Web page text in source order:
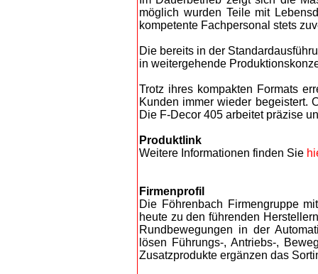
möglich wurden Teile mit
kompetente Fachpersonal stets
Die bereits in der
in weitergehende
Trotz ihres kompakten Formats
Kunden immer wieder begeistert.
Die F-Decor 405 arbeitet präzise
Produktlink
Weitere Informationen finden Sie
Firmenprofil
Die Föhrenbach Firmengruppe
heute zu den führenden
Rundbewegungen in der
lösen Führungs-, Antriebs-,
Zusatzprodukte ergänzen das